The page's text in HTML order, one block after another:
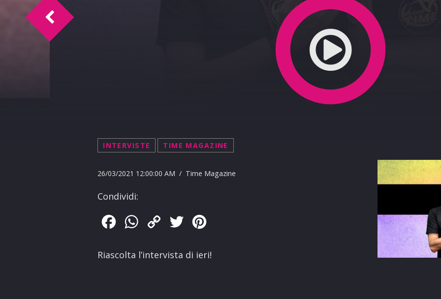
INTERVISTE TIME MAGAZINE
26/03/2021 12:00:00 AM / Time Magazine
Condividi:
FacebookWhatsApp
Copy
Twitter
Riascolta l’intervista di ieri!
Sicilian Time e i "Falsi Amici"